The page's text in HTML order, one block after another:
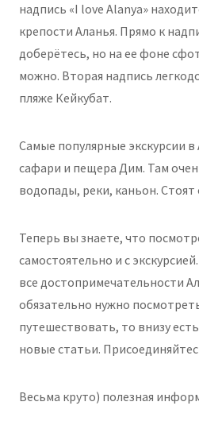
надпись «I love Alanya»
крепости Аланья. Прямо к
доберётесь, но на ее фоне
можно. Вторая надпись
пляже Кейкубат.
Самые популярные экскурсии
сафари и пещера Дим. Там
водопады, реки, каньон. Стоят
Теперь вы знаете, что
самостоятельно и с
все достопримечательности
обязательно нужно
путешествовать, то внизу
новые статьи.
Весьма круто) полезная